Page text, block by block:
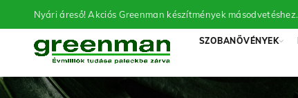
Nyári áreső! Akciós Greenman készítmények másodvetéshez.
SZOBANÖVÉNYEK